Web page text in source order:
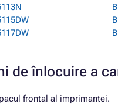
de înlocuire a
frontal al imprimantei.